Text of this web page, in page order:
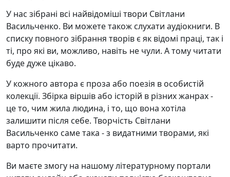
У нас зібрані всі найвідоміші твори Світлани
Васильченко. Ви можете також слухати аудіокниги. В
списку повного зібрання творів є як відомі праці, так і
ті, про які ви, можливо, навіть не чули. А тому читати
буде дуже цікаво.
У кожного автора є проза або поезія в особистій
колекції. Збірка віршів або історій в різних жанрах -
це то, чим жила людина, і то, що вона хотіла
залишити після себе. Творчість Світлани
Васильченко саме така - з видатними творами, які
варто прочитати.
Ви маєте змогу на нашому літературному портали